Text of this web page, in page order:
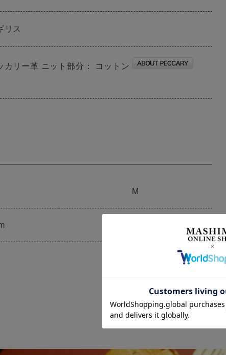
リス
カリー革 ニット部分： コットン
M
SIZE GUIDE